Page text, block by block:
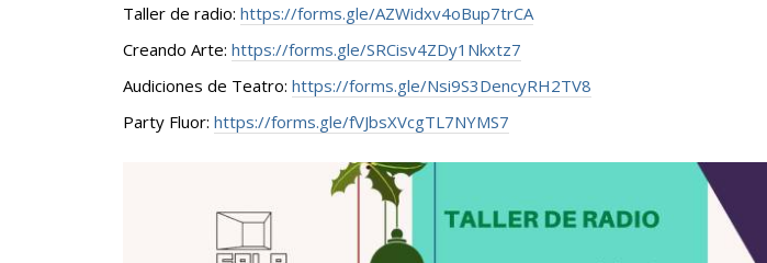
Taller de radio: https://forms.gle/AZWidxv4oBup7trCA
Creando Arte: https://forms.gle/SRCisv4ZDy1Nkxtz7
Audiciones de Teatro: https://forms.gle/Nsi9S3DencyRH2TV8
Party Fluor: https://forms.gle/fVJbsXVcgTL7NYMS7